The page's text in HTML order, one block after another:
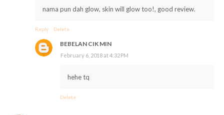
nama pun dah glow, skin will glow too!, good review.
Reply Delete
BEBELAN CIK MIN
February 6, 2018 at 4:32 PM
hehe tq
Delete